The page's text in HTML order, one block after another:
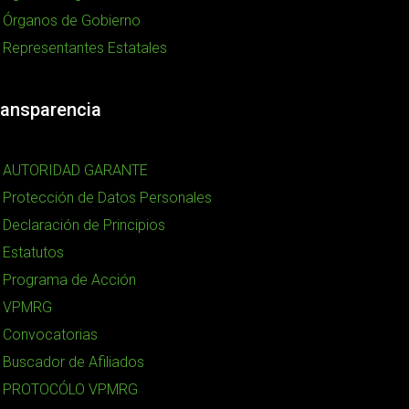
Órganos de Gobierno
Representantes Estatales
AUTORIDAD GARANTE
Protección de Datos Personales
Declaración de Principios
Estatutos
Programa de Acción
VPMRG
Convocatorias
Buscador de Afiliados
PROTOCÓLO VPMRG